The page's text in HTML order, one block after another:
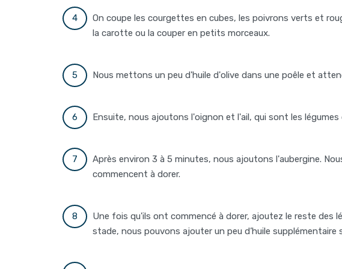
On coupe les courgettes en cubes, les poivrons verts et
la carotte ou la couper en petits morceaux.
Nous mettons un peu d'huile d'olive dans une poêle et
Ensuite, nous ajoutons l'oignon et l'ail, qui sont les
Après environ 3 à 5 minutes, nous ajoutons l'aubergine.
commencent à dorer.
Une fois qu'ils ont commencé à dorer, ajoutez le reste des
stade, nous pouvons ajouter un peu d’huile supplémentaire